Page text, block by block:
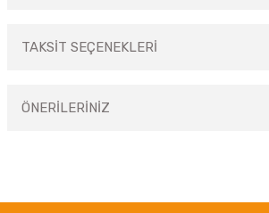
TAKSİT SEÇENEKLERİ
ÖNERİLERİNİZ
Görüş ve önerileriniz için teşekkür ederiz.